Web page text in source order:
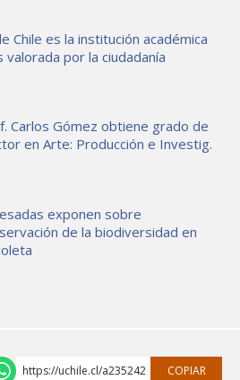
Chile es la institución académica
valorada por la ciudadanía
Carlos Gómez obtiene grado de
en Arte: Producción e Investig.
exponen sobre
de la biodiversidad en
https://uchile.cl/a235242 COPIAR